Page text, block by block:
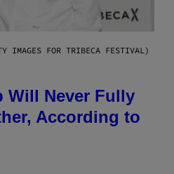
IMAGES FOR TRIBECA FESTIVAL)
Will Never Fully
According to